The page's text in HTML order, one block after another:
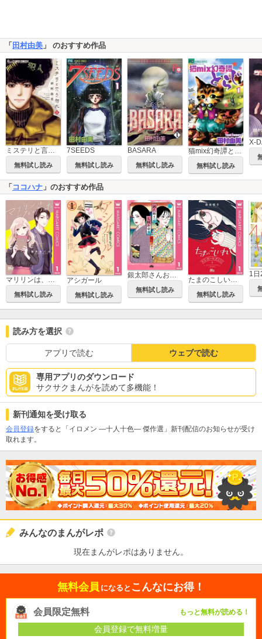
「 田村由美 」 のおすすめ作品
ミステリと言う勿れ
無料試し読み
7SEEDS
無料試し読み
BASARA
無料試し読み
猫mix幻奇譚とらじ
無料試し読み
X-
「 ココハナ 」のおすすめ作品
マリリンは、いなくなった
無料試し読み
アシガール
無料試し読み
銀太郎さんお頼み申す
無料試し読み
たまのこしいれ ―アシガールEDO―
無料試し読み
1日
読み方を選択
アプリで読む ウェブで読む
専用アプリのダウンロード
サクサクまんがを読めて多機能！
新刊通知を受け取る
会員登録をすると「イロメン ―十人十色― 傑作選」新刊配信のお知らせが受け
取れます。
みんなのまんがレポ
現在まんがレポはありません。
無料会員 になると こんなにお得！
会員限定無料 もっと無料が読める！
会員登録で無料増量